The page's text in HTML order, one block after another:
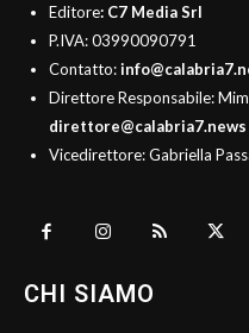
Editore: C7 Media Srl
P.IVA: 03990090791
Contatto:
Direttore Responsabile:
direttore@calabria7.news
Vicedirettore: Gabriella
CHI SIAMO